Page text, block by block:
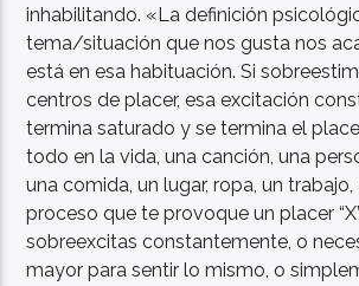
inhabilitando. «La definición
tema/situación que nos gusta nos
está en esa habituación. Si
centros de placer, esa excitación
termina saturado y se termina el
todo en la vida, una canción, una
una comida, un lugar, ropa, un
proceso que te provoque un placer
sobreexcitas constantemente, o
mayor para sentir lo mismo, o